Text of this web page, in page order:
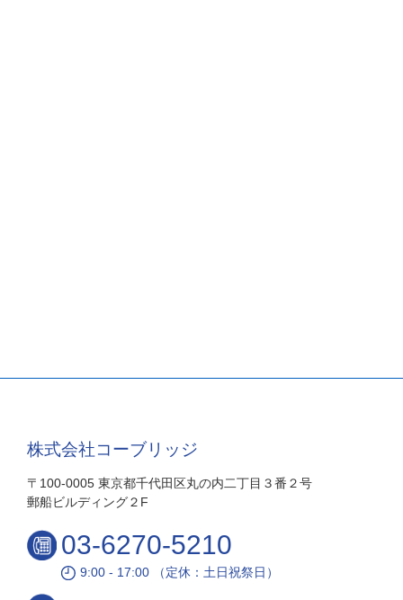
株式会社コーブリッジ
〒100-0005 東京都千代田区丸の内二丁目３番２号
郵船ビルディング２F
03-6270-5210
9:00 - 17:00 （定休：土日祝祭日）